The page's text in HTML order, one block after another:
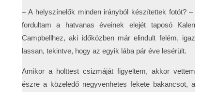
– A helyszínelők minden irányból készítettek fotót? –
fordultam a hatvanas éveinek elejét taposó Kalen
Campbellhez, aki időközben már elindult felém, igaz
lassan, tekintve, hogy az egyik lába pár éve lesérült.
Amikor a holttest csizmáját figyeltem, akkor vettem
észre a közeledő negyvenhetes fekete bakancsot, a